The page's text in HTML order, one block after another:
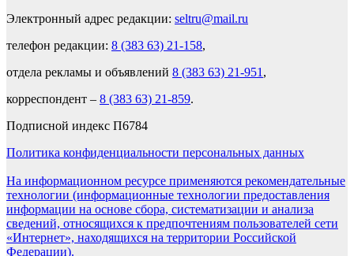
Электронный адрес редакции: seltru@mail.ru
телефон редакции: 8 (383 63) 21-158,
отдела рекламы и объявлений 8 (383 63) 21-951 ,
корреспондент – 8 (383 63) 21-859.
Подписной индекс П6784
Политика конфиденциальности персональных данных
На информационном ресурсе применяются рекомендательные
технологии (информационные технологии предоставления
информации на основе сбора, систематизации и анализа
сведений, относящихся к предпочтениям пользователей сети
«Интернет», находящихся на территории Российской
Федерации).